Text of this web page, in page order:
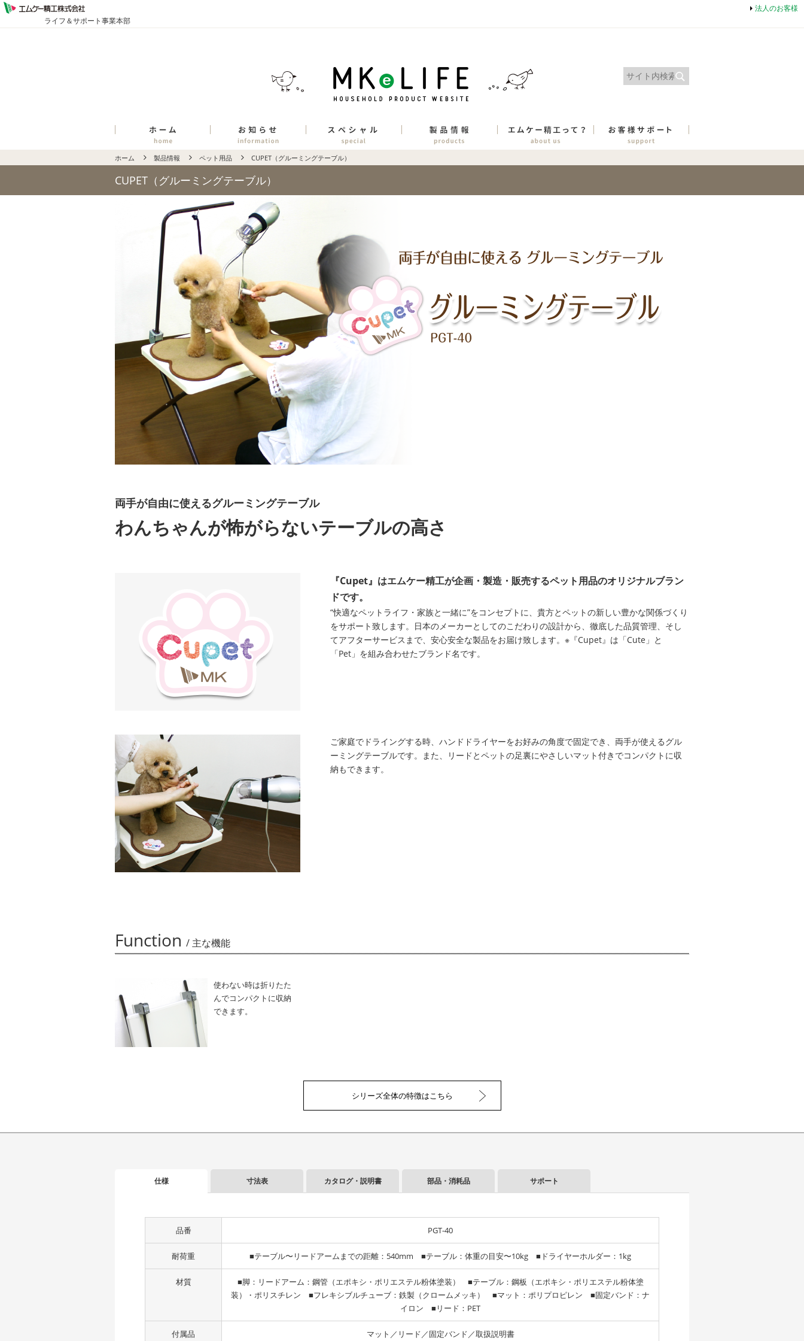
ライフ＆サポート事業本部
法人のお客様
ホーム 製品情報 ペット用品 CUPET（グルーミングテーブル）
CUPET（グルーミングテーブル）
両手が自由に使えるグルーミングテーブル
わんちゃんが怖がらないテーブルの高さ
『Cupet』はエムケー精工が企画・製造・販売するペット用品のオリジナルブラン
ドです。
“快適なペットライフ・家族と一緒に”をコンセプトに、貴方とペットの新しい豊かな関係づくり
をサポート致します。日本のメーカーとしてのこだわりの設計から、徹底した品質管理、そし
てアフターサービスまで、安心安全な製品をお届け致します。※『Cupet』は「Cute」と
「Pet」を組み合わせたブランド名です。
ご家庭でドライングする時、ハンドドライヤーをお好みの角度で固定でき、両手が使えるグル
ーミングテーブルです。また、リードとペットの足裏にやさしいマット付きでコンパクトに収
納もできます。
Function / 主な機能
使わない時は折りたた
んでコンパクトに収納
できます。
シリーズ全体の特徴はこちら
仕様 寸法表 カタログ・説明書 部品・消耗品 サポート
品番 PGT-40
耐荷重 ■テーブル〜リードアームまでの距離：540mm ■テーブル：体重の目安〜10kg ■ドライヤーホルダー：1kg
材質
■脚：リードアーム：鋼管（エポキシ・ポリエステル粉体塗装） ■テーブル：鋼板（エポキシ・ポリエステル粉体塗
装）・ポリスチレン ■フレキシブルチューブ：鉄製（クロームメッキ） ■マット：ポリプロピレン ■固定バンド：ナ
イロン ■リード：PET
付属品 マット／リード／固定バンド／取扱説明書